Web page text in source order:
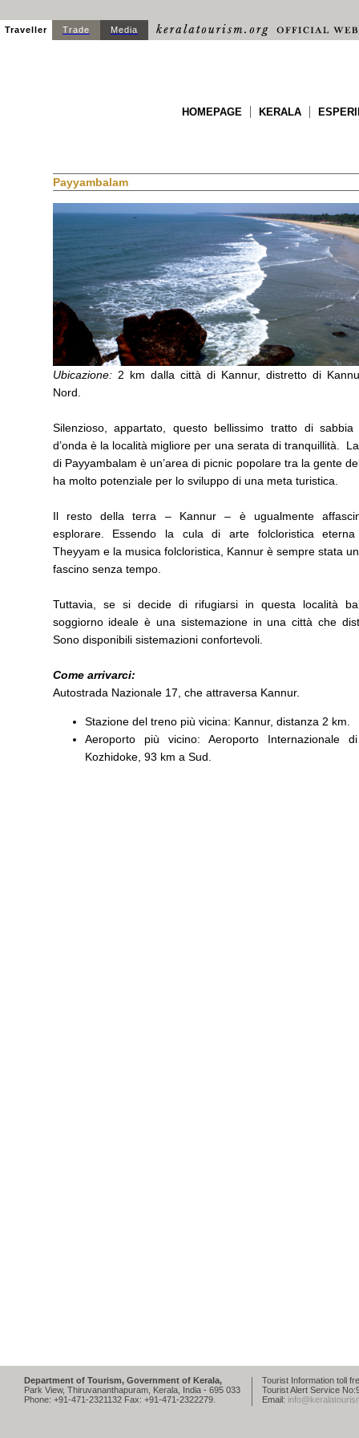
Traveller Trade Media
HOMEPAGE KERALA
Payyambalam
Ubicazione: 2 km dalla città di Kannur, distretto di
Nord.
Silenzioso, appartato, questo bellissimo tratto di
d’onda è la località migliore per una serata di tranquillità.
di Payyambalam è un’area di picnic popolare tra la gente
ha molto potenziale per lo sviluppo di una meta turistica.
Il resto della terra – Kannur – è ugualmente
esplorare. Essendo la cula di arte folcloristica
Theyyam e la musica folcloristica, Kannur è sempre stata
fascino senza tempo.
Tuttavia, se si decide di rifugiarsi in questa località
soggiorno ideale è una sistemazione in una città che
Sono disponibili sistemazioni confortevoli.
Come arrivarci:
Autostrada Nazionale 17, che attraversa Kannur.
Stazione del treno più vicina: Kannur, distanza 2 km.
Aeroporto più vicino: Aeroporto Internazionale
Kozhidoke, 93 km a Sud.
Department of Tourism, Government of Kerala,
Park View, Thiruvananthapuram, Kerala, India - 695 033
Phone: +91-471-2321132 Fax: +91-471-2322279.
Tourist Information toll
Tourist Alert Service
Email: